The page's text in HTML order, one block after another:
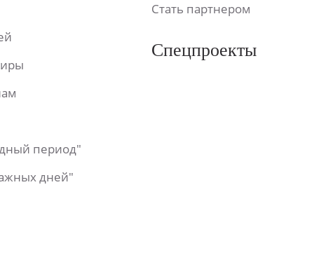
период"
дней"
Стать партнером
Спецпроекты